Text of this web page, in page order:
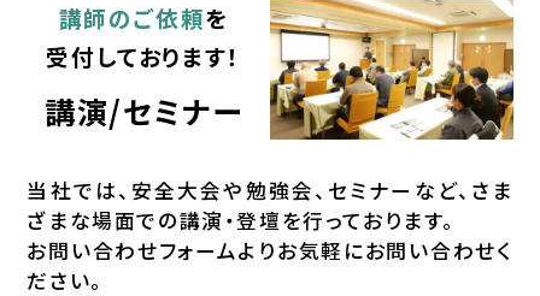
講師のご依頼を
受付しております！
講演/セミナー
当社では、安全⼤会や勉強会、セミナーなど、さま
ざまな場⾯での講演・登壇を⾏っております。
お問い合わせフォームよりお気軽にお問い合わせく
ださい。